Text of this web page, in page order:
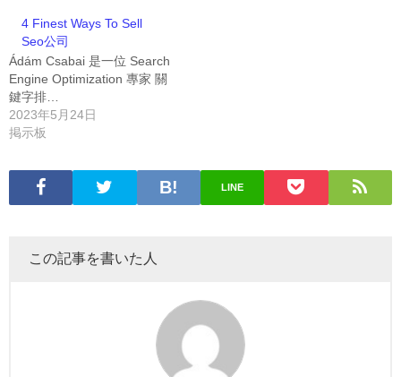
4 Finest Ways To Sell
Seo公司
Ádám Csabai 是一位 Search
Engine Optimization 專家 關
鍵字排…
2023年5月24日
掲示板
LINE
この記事を書いた人